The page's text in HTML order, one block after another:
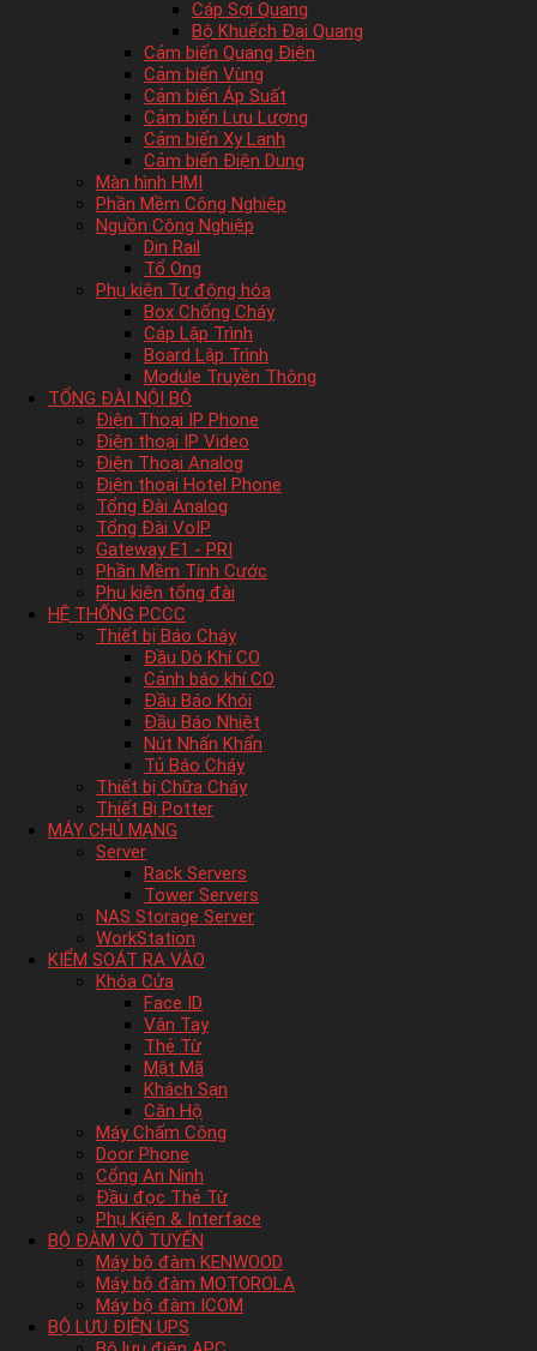
Cáp Sợi Quang
Bộ Khuếch Đại Quang
Cảm biến Quang Điện
Cảm biến Vùng
Cảm biến Áp Suất
Cảm biến Lưu Lượng
Cảm biến Xy Lanh
Cảm biến Điện Dung
Màn hình HMI
Phần Mềm Công Nghiệp
Nguồn Công Nghiệp
Din Rail
Tổ Ong
Phụ kiện Tự động hóa
Box Chống Cháy
Cáp Lập Trình
Board Lập Trình
Module Truyền Thông
TỔNG ĐÀI NỘI BỘ
Điện Thoại IP Phone
Điện thoại IP Video
Điện Thoại Analog
Điện thoại Hotel Phone
Tổng Đài Analog
Tổng Đài VoIP
Gateway E1 - PRI
Phần Mềm Tính Cước
Phụ kiện tổng đài
HỆ THỐNG PCCC
Thiết bị Báo Cháy
Đầu Dò Khí CO
Cảnh báo khí CO
Đầu Báo Khói
Đầu Báo Nhiệt
Nút Nhấn Khẩn
Tủ Báo Cháy
Thiết bị Chữa Cháy
Thiết Bị Potter
MÁY CHỦ MẠNG
Server
Rack Servers
Tower Servers
NAS Storage Server
WorkStation
KIỂM SOÁT RA VÀO
Khóa Cửa
Face ID
Vân Tay
Thẻ Từ
Mật Mã
Khách Sạn
Căn Hộ
Máy Chấm Công
Door Phone
Cổng An Ninh
Đầu đọc Thẻ Từ
Phụ Kiện & Interface
BỘ ĐÀM VÔ TUYẾN
Máy bộ đàm KENWOOD
Máy bộ đàm MOTOROLA
Máy bộ đàm ICOM
BỘ LƯU ĐIỆN UPS